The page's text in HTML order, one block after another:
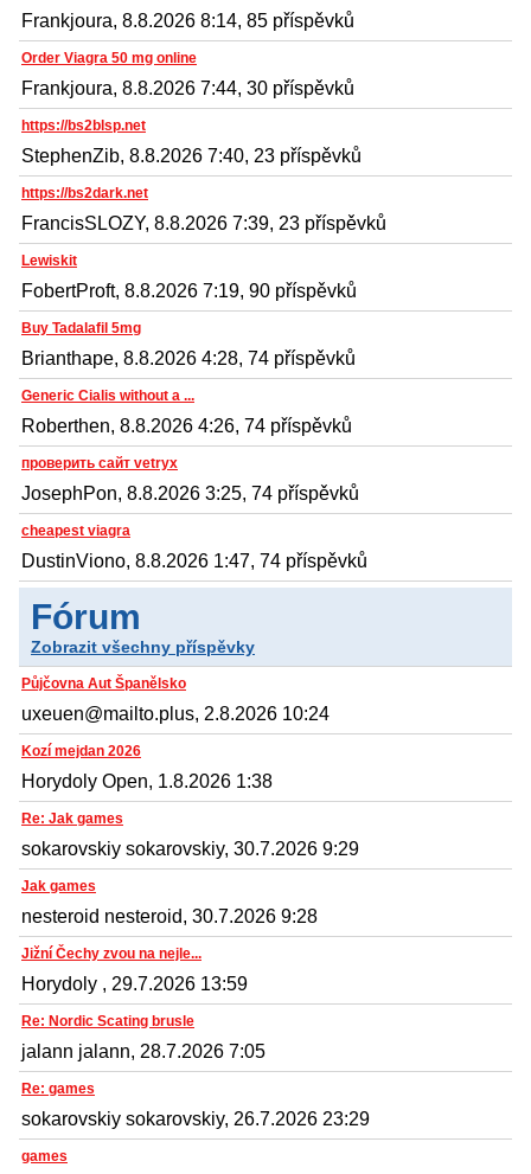
Frankjoura, 8.8.2026 8:14, 85 příspěvků
Order Viagra 50 mg online
Frankjoura, 8.8.2026 7:44, 30 příspěvků
https://bs2blsp.net
StephenZib, 8.8.2026 7:40, 23 příspěvků
https://bs2dark.net
FrancisSLOZY, 8.8.2026 7:39, 23 příspěvků
Lewiskit
FobertProft, 8.8.2026 7:19, 90 příspěvků
Buy Tadalafil 5mg
Brianthape, 8.8.2026 4:28, 74 příspěvků
Generic Cialis without a ...
Roberthen, 8.8.2026 4:26, 74 příspěvků
проверить сайт vetryx
JosephPon, 8.8.2026 3:25, 74 příspěvků
cheapest viagra
DustinViono, 8.8.2026 1:47, 74 příspěvků
Fórum
Zobrazit všechny příspěvky
Půjčovna Aut Španělsko
uxeuen@mailto.plus, 2.8.2026 10:24
Kozí mejdan 2026
Horydoly Open, 1.8.2026 1:38
Re: Jak games
sokarovskiy sokarovskiy, 30.7.2026 9:29
Jak games
nesteroid nesteroid, 30.7.2026 9:28
Jižní Čechy zvou na nejle...
Horydoly , 29.7.2026 13:59
Re: Nordic Scating brusle
jalann jalann, 28.7.2026 7:05
Re: games
sokarovskiy sokarovskiy, 26.7.2026 23:29
games